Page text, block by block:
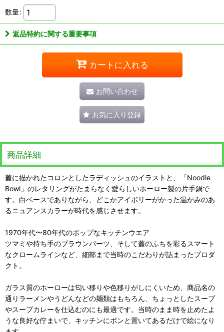
数量:
返品特約に関する重要事項
カートに入れる
お問い合わせ
お気に入り登録
商品詳細
蓋に描かれたコロンとしたラディッシュのイラストと、「Noodle
Bowl」のレタリングがたまらなく愛らしいホーロー製の片手鍋で
す。白ベースでありながら、どこかアイボリーがかった温かみのあ
るニュアンスカラーが時代を感じさせます。
1970年代〜80年代のポップなキッチンウエア
ツマミや持ち手のブラウンパーツ、そして蓋のふちを彩るスマート
なクロームラインなど、細部まで当時のこだわりが詰まったプロダ
クト。
ガラス質のホーローは匂い移りや色移りがしにくいため、商品名の
通りラーメンやうどんなどの麺類はもちろん、ちょっとしたスープ
やスープカレーを仕込むのにも最適です。当時のまま時を止めたよ
うな良好な佇まいで、キッチンにポンと置いてあるだけで絵になり